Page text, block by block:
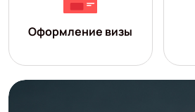
Оформление визы